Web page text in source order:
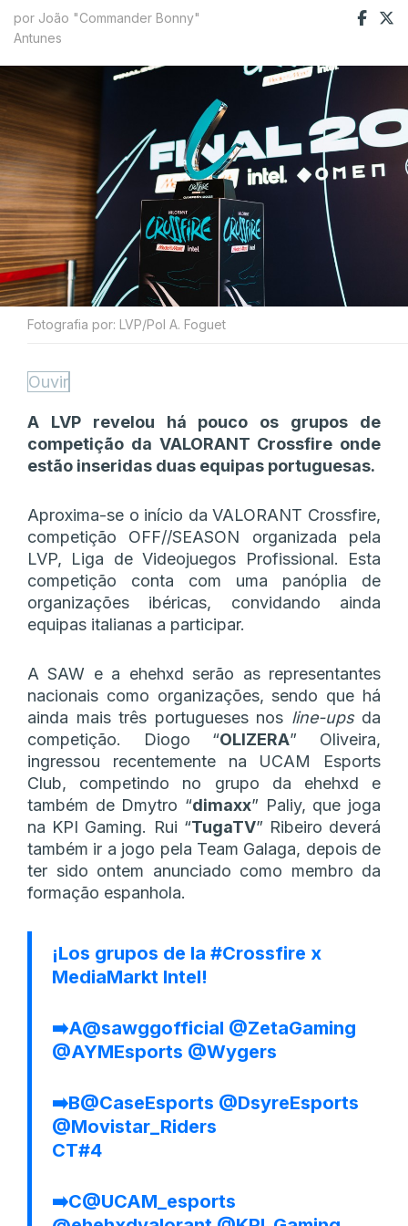
por João "Commander Bonny"
Antunes
Fotografia por: LVP/Pol A. Foguet
Ouvir
A LVP revelou há pouco os grupos de
competição da VALORANT Crossfire onde
estão inseridas duas equipas portuguesas.
Aproxima-se o início da VALORANT Crossfire,
competição OFF//SEASON organizada pela
LVP, Liga de Videojuegos Profissional. Esta
competição conta com uma panóplia de
organizações ibéricas, convidando ainda
equipas italianas a participar.
A SAW e a ehehxd serão as representantes
nacionais como organizações, sendo que há
ainda mais três portugueses nos line-upsda
competição. Diogo “OLIZERA” Oliveira,
ingressou recentemente na UCAM Esports
Club, competindo no grupo da ehehxd e
também de Dmytro “dimaxx” Paliy, que joga
na KPI Gaming. Rui “TugaTV” Ribeiro deverá
também ir a jogo pela Team Galaga, depois de
ter sido ontem anunciado como membro da
formação espanhola.
¡Los grupos de la #Crossfire x
MediaMarkt Intel!
➡️A@sawggofficial @ZetaGaming
@AYMEsports @Wygers
➡️B@CaseEsports @DsyreEsports
@Movistar_Riders
CT#4
➡️C@UCAM_esports